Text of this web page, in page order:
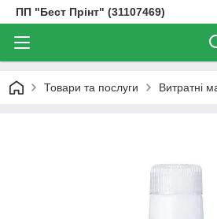
ПП "Бест Прінт" (31107469)
Товари та послуги Витратні